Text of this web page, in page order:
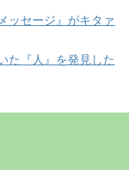
ッセージ』がキタァ
た『人』を発見した